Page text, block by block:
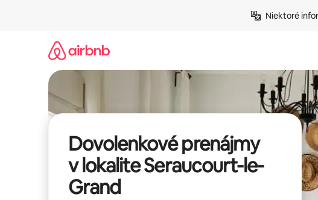
Niektoré
Dovolenkové prenájmy
v lokalite Seraucourt-le-
Grand